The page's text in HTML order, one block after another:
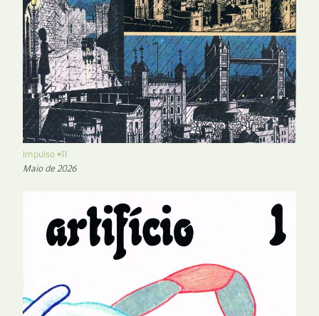
Impulso #11
Maio de 2026